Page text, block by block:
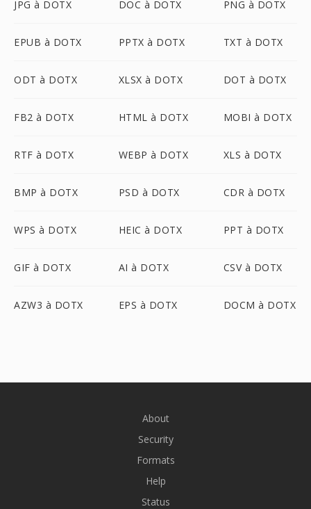
JPG à DOTX DOC à DOTX PNG à DOTX
EPUB à DOTX PPTX à DOTX TXT à DOTX
ODT à DOTX XLSX à DOTX DOT à DOTX
FB2 à DOTX HTML à DOTX MOBI à DOTX
RTF à DOTX WEBP à DOTX XLS à DOTX
BMP à DOTX PSD à DOTX CDR à DOTX
WPS à DOTX HEIC à DOTX PPT à DOTX
GIF à DOTX AI à DOTX CSV à DOTX
AZW3 à DOTX EPS à DOTX DOCM à DOTX
About
Security
Formats
Help
Status